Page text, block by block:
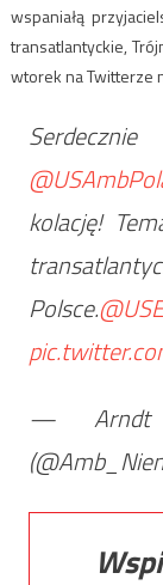
wspaniałą
transatlantyckie,
wtorek na Twitterze
kolację!
Polsce.
— Arndt